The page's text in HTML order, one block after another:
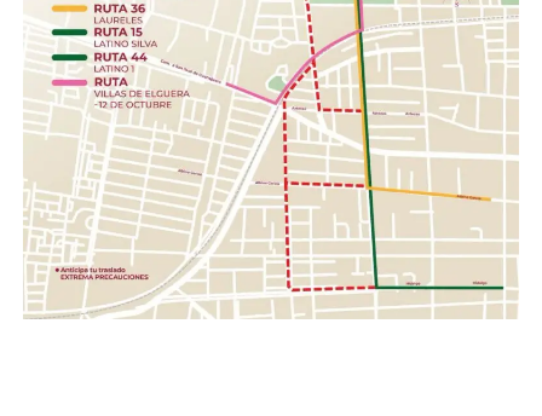
barra, toallas húmedas, toallas sanitarias, rastrillos.
Herramientas .- Pala, pico, guantes, linternas,
cascos, pilas.
Con esta acción, el Gobierno de la Gente, a través del
Sistema DIF Estatal Guanajuato y el Voluntariado de la
Gente, fortalece los valores de solidaridad, empatía y
unión entre las familias guanajuatenses, impulsando una
red de apoyo que permita llevar esperanza y ayuda a
quienes hoy enfrentan una de las situaciones más
complejas de su historia reciente.